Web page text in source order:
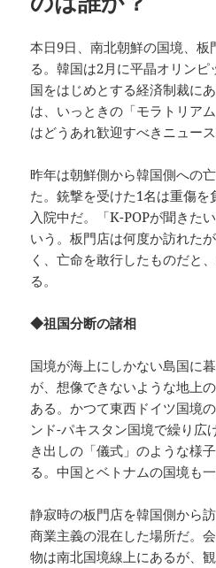
本日9日、南北朝鮮の国境、
る。韓国は2月に平晶オリン
国をはじめとする経済制裁に
は、いっときの「モラトリア
はどうあれ歓迎すべきニュース
昨年は朝鮮側から韓国側への
た。銃撃を受けた1名は重傷を
入院中だ。「K-POPが聞きた
いう。板門店は何度か訪れた
く、亡命を敢行したものだと
る。
◆祖国分断の諸相
国境が海上にしかない島国に
が、想像できないような地上
ある。かつて東西ドイツ国境
ンド-パキスタン国境で繰り広
き出しの「儀式」のような様
る。中国とベトナムの国境も
静寂時の板門店を韓国側から
商業主義の混在した場所だ。
物は南北国境線上にあるが、